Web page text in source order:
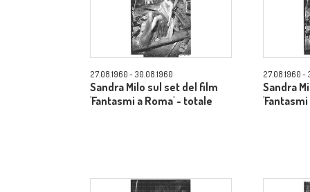
27.08.1960 - 30.08.1960
Sandra Milo sul set del film
'Fantasmi a Roma' - totale
27.08.1960 -
Sandra